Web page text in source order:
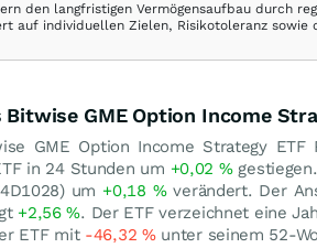
den langfristigen Vermögensaufbau durch
auf individuellen Zielen, Risikotoleranz
Bitwise GME Option Income
GME Option Income Strategy ETF
in 24 Stunden um +0,02 %
um +0,18 %verändert. Der
+2,56%. Der ETF verzeichnet eine
ETF mit -46,32 %unter seinem 52-